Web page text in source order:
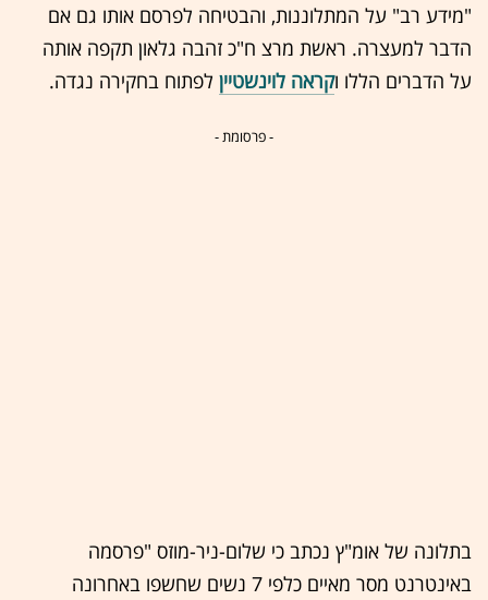
"מידע רב" על המתלוננות, והבטיחה לפרסם אותו גם אם
הדבר למעצרה. ראשת מרצ ח"כ זהבה גלאון תקפה אותה
על הדברים הללו וקראה לוינשטיין לפתוח בחקירה נגדה.
- פרסומת -
בתלונה של אומ"ץ נכתב כי שלום-ניר-מוזס "פרסמה
באינטרנט מסר מאיים כלפי 7 נשים שחשפו באחרונה